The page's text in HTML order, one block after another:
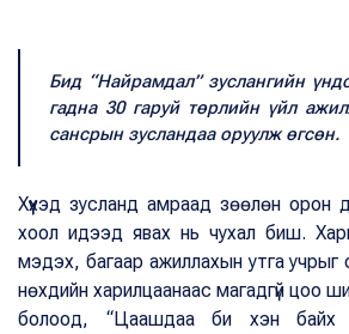
Бид “Найрамдал” зуслангийн
гадна 30 гаруй төрлийн үйл
сансрын зусландаа оруулж өгсөн.
Хүүхэд зусланд амраад зөөлөн орон
хоол идээд явах нь чухал биш.
мэдэх, багаар ажиллахын утга
нөхдийн харилцаанаас магадгүй цоо
болоод, “Цаашдаа би хэн байх